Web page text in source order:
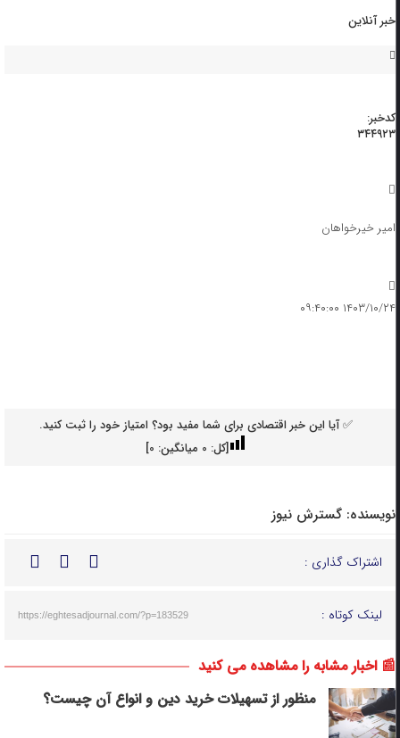
خبر آنلاین
کدخبر:
۳۴۴۹۲۳
امیر خیرخواهان
۱۴۰۳/۱۰/۲۴ ۰۹:۴۰:۰۰
✅ آیا این خبر اقتصادی برای شما مفید بود؟ امتیاز خود را ثبت کنید.
[کل: 0میانگین: 0
]
نویسنده: گسترش نیوز
اشتراک گذاری :
لینک کوتاه : https://eghtesadjournal.com/?p=183529
📰 اخبار مشابه را مشاهده می کنید
منظور از تسهیلات خرید دین و انواع آن چیست؟